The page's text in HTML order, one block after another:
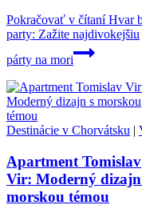
Pokračovať v čítaníHvar
party: Zažite najdivokejšiu
párty na mori
Destinácie v Chorvátsku |
Apartment Tomislav
Vir: Moderný dizajn
morskou témou